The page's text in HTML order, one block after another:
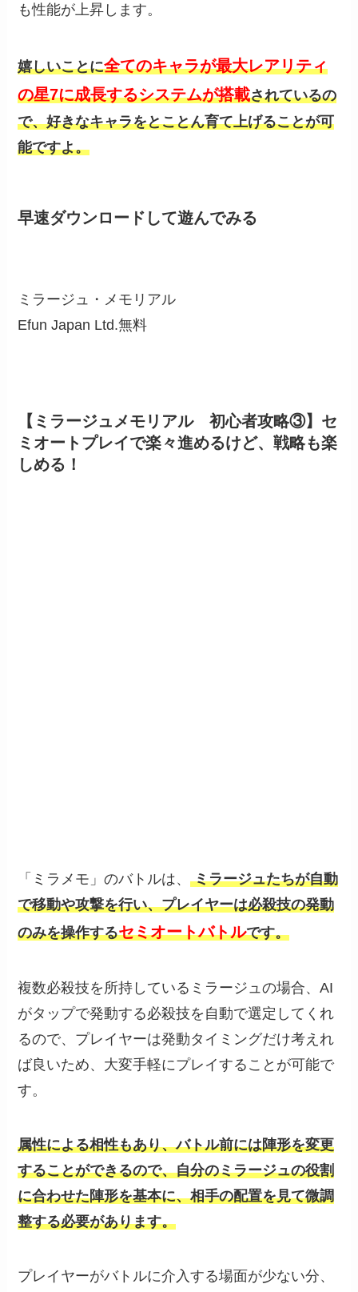
も性能が上昇します。
嬉しいことに全てのキャラが最大レアリティ
の星7に成長するシステムが搭載されているの
で、好きなキャラをとことん育て上げることが可
能ですよ。
早速ダウンロードして遊んでみる
ミラージュ・メモリアル
Efun Japan Ltd.無料
【ミラージュメモリアル 初心者攻略③】セ
ミオートプレイで楽々進めるけど、戦略も楽
しめる！
「ミラメモ」のバトルは、ミラージュたちが自動
で移動や攻撃を行い、プレイヤーは必殺技の発動
のみを操作するセミオートバトルです。
複数必殺技を所持しているミラージュの場合、AI
がタップで発動する必殺技を自動で選定してくれ
るので、プレイヤーは発動タイミングだけ考えれ
ば良いため、大変手軽にプレイすることが可能で
す。
属性による相性もあり、バトル前には陣形を変更
することができるので、自分のミラージュの役割
に合わせた陣形を基本に、相手の配置を見て微調
整する必要があります。
プレイヤーがバトルに介入する場面が少ない分、